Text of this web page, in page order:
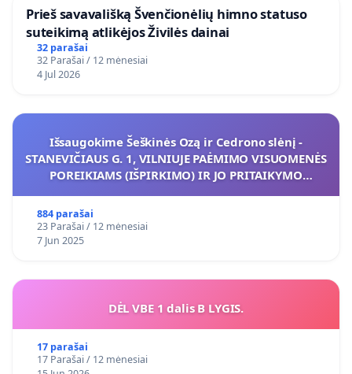
​Prieš savavališką Švenčionėlių himno statuso
suteikimą atlikėjos Živilės dainai
32 parašai
32 Parašai / 12 mėnesiai
4 Jul 2026
Išsaugokime Šeškinės Ozą ir Cedrono slėnį -
STANEVIČIAUS G. 1, VILNIUJE PAĖMIMO VISUOMENĖS
POREIKIAMS (IŠPIRKIMO) IR JO PRITAIKYMO
884 parašai
23 Parašai / 12 mėnesiai
7 Jun 2025
DĖL VBE 1 dalis B LYGIS.
17 parašai
17 Parašai / 12 mėnesiai